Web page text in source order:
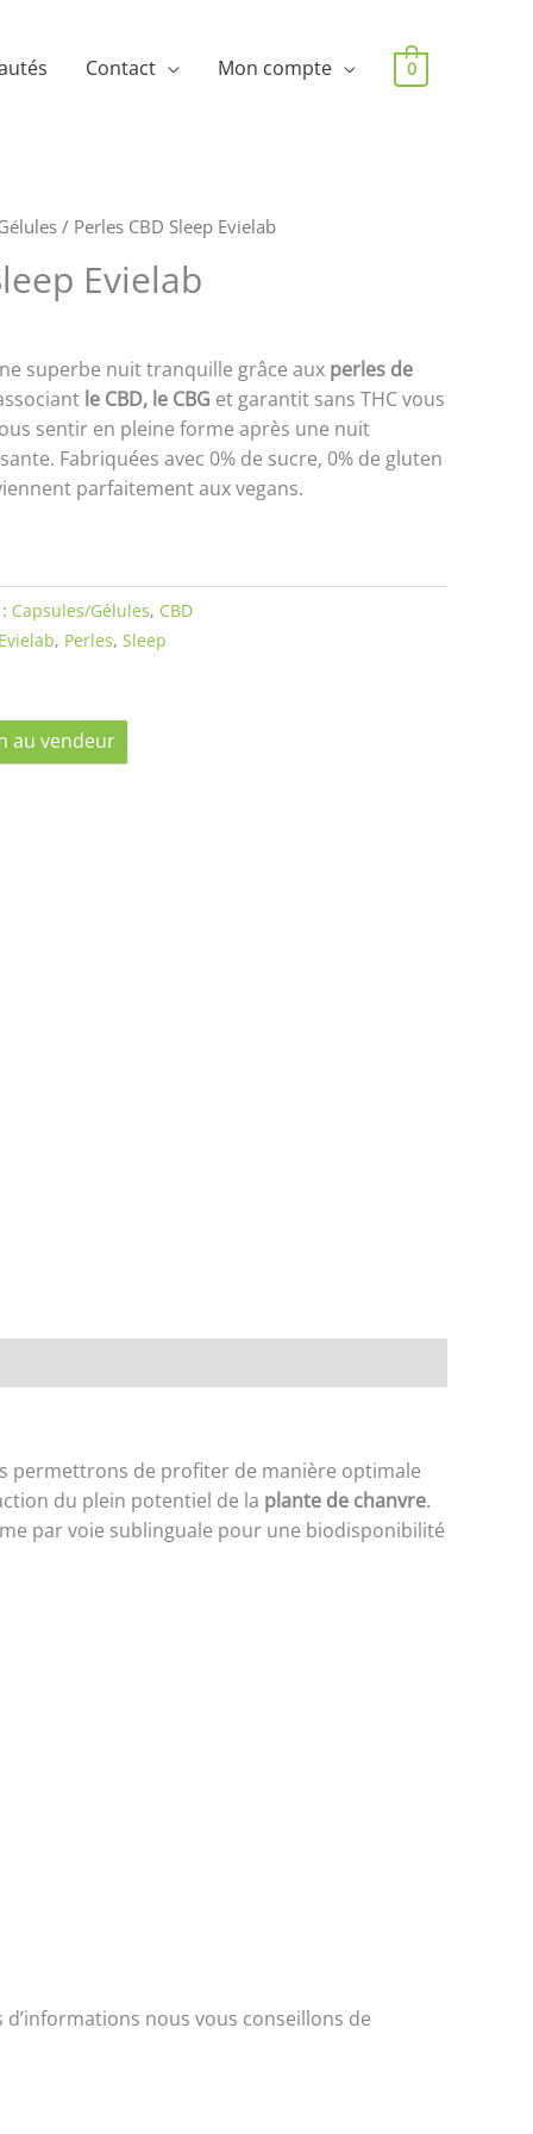
Contact Mon compte 0
/ Perles CBD Sleep Evielab
Evielab
superbe nuit tranquille grâce aux perles de
le CBD, le CBG et garantit sans THC vous
sentir en pleine forme après une nuit
Fabriquées avec 0% de sucre, 0% de gluten
parfaitement aux vegans.
Capsules/Gélules, CBD
Evielab, Perles, Sleep
au vendeur
permettrons de profiter de manière optimale
du plein potentiel de la plante de chanvre.
par voie sublinguale pour une biodisponibilité
nous vous conseillons de